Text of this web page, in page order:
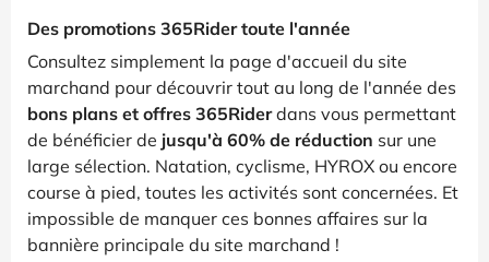
Des promotions 365Rider toute l'année
Consultez simplement la page d'accueil du site
marchand pour découvrir tout au long de l'année des
bons plans et offres 365Riderdans vous permettant
de bénéficier de jusqu'à 60% de réduction sur une
large sélection. Natation, cyclisme, HYROX ou encore
course à pied, toutes les activités sont concernées. Et
impossible de manquer ces bonnes affaires sur la
bannière principale du site marchand !